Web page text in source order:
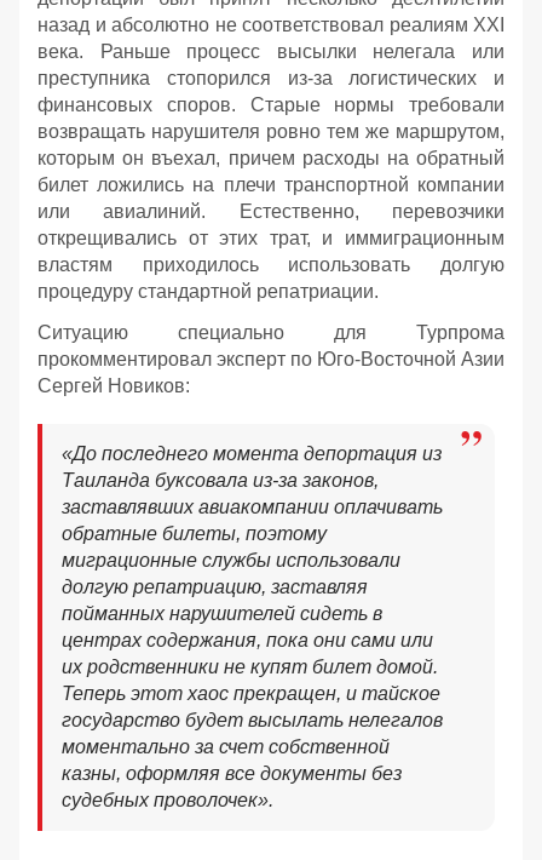
назад и абсолютно не соответствовал реалиям XXI
века. Раньше процесс высылки нелегала или
преступника стопорился из-за логистических и
финансовых споров. Старые нормы требовали
возвращать нарушителя ровно тем же маршрутом,
которым он въехал, причем расходы на обратный
билет ложились на плечи транспортной компании
или авиалиний. Естественно, перевозчики
открещивались от этих трат, и иммиграционным
властям приходилось использовать долгую
процедуру стандартной репатриации.
Ситуацию специально для Турпрома
прокомментировал эксперт по Юго-Восточной Азии
Сергей Новиков:
«До последнего момента депортация из
Таиланда буксовала из-за законов,
заставлявших авиакомпании оплачивать
обратные билеты, поэтому
миграционные службы использовали
долгую репатриацию, заставляя
пойманных нарушителей сидеть в
центрах содержания, пока они сами или
их родственники не купят билет домой.
Теперь этот хаос прекращен, и тайское
государство будет высылать нелегалов
моментально за счет собственной
казны, оформляя все документы без
судебных проволочек».